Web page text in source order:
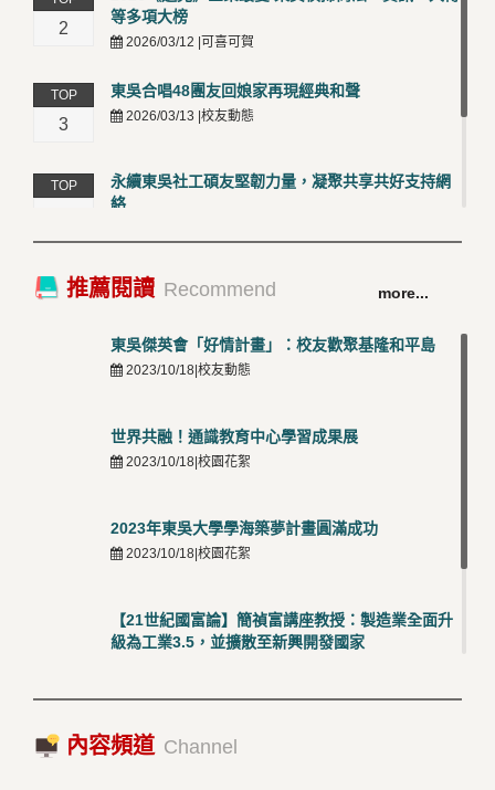
2
等多項大榜
2026/03/12 |可喜可賀
TOP
3
東吳合唱48團友回娘家再現經典和聲
2026/03/13 |校友動態
TOP
永續東吳社工碩友堅韌力量，凝聚共享共好支持網
絡
TOP
卓越永續校園 東吳大學連奪 ISO 14001、45001 及
50001三大國際驗證殊榮
推薦閱讀 Recommend more...
東吳傑英會「好情計畫」：校友歡聚基隆和平島
2023/10/18|校友動態
世界共融！通識教育中心學習成果展
2023/10/18|校園花絮
2023年東吳大學學海築夢計畫圓滿成功
2023/10/18|校園花絮
【21世紀國富論】簡禎富講座教授：製造業全面升
級為工業3.5，並擴散至新興開發國家
2023/10/18|推薦閱讀
內容頻道 Channel